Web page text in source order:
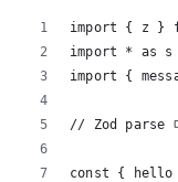
import { z }
import * as s
import {
// Zod parse
const {